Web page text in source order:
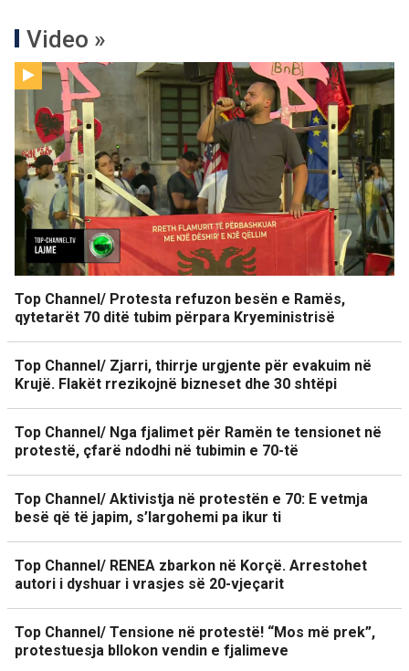
Video »
Top Channel/ Protesta refuzon besën e Ramës,
qytetarët 70 ditë tubim përpara Kryeministrisë
Top Channel/ Zjarri, thirrje urgjente për evakuim në
Krujë. Flakët rrezikojnë bizneset dhe 30 shtëpi
Top Channel/ Nga fjalimet për Ramën te tensionet në
protestë, çfarë ndodhi në tubimin e 70-të
Top Channel/ Aktivistja në protestën e 70: E vetmja
besë që të japim, s’largohemi pa ikur ti
Top Channel/ RENEA zbarkon në Korçë. Arrestohet
autori i dyshuar i vrasjes së 20-vjeçarit
Top Channel/ Tensione në protestë! “Mos më prek”,
protestuesja bllokon vendin e fjalimeve